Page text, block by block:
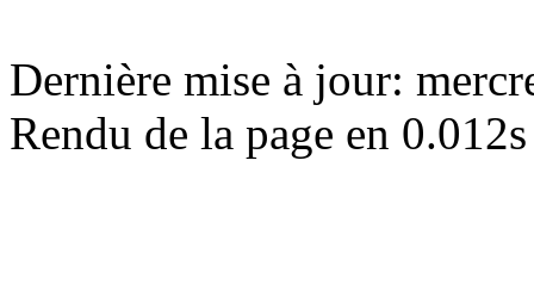
Dernière mise à jour:
Rendu de la page en 0.012s